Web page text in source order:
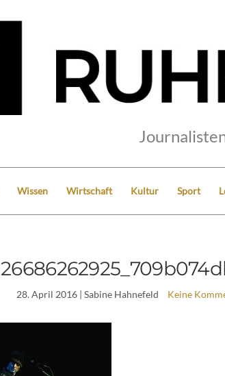
Wissen Wirtschaft Kultur Sport
28. April 2016| Sabine Hahnefeld Keine